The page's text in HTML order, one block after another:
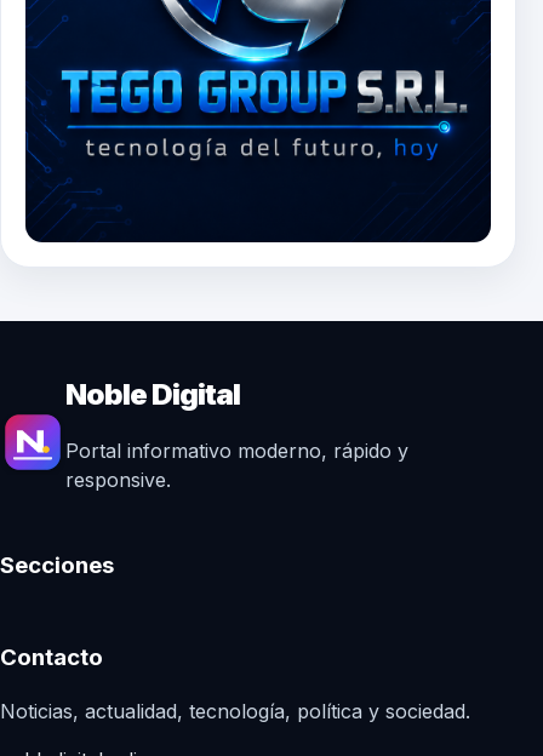
Noble Digital
Portal informativo moderno, rápido y
responsive.
Secciones
Contacto
Noticias, actualidad, tecnología, política y sociedad.